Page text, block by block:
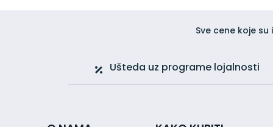
Digestivni sistem
Sve cene koje
Ušteda uz programe lojalnosti